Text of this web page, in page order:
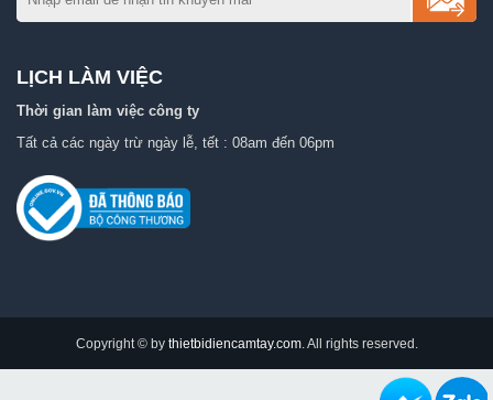
LỊCH LÀM VIỆC
Thời gian làm việc công ty
Tất cả các ngày trừ ngày lễ, tết : 08am đến 06pm
Copyright © by thietbidiencamtay.com. All rights reserved.